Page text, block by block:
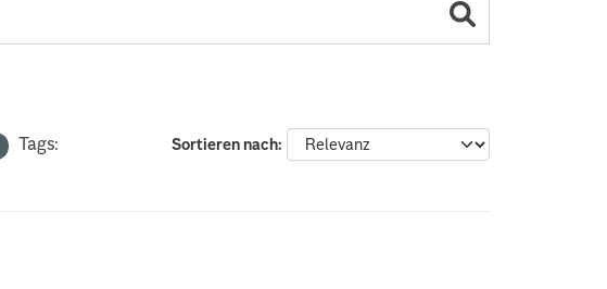
Sortieren nach
Tags: